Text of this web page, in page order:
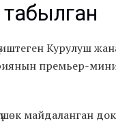
Курулуш
премьер-
майдаланган